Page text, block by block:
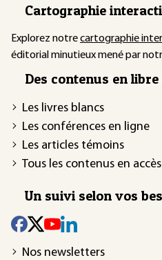
Cartographie
Explorez notrecartographie
éditorial minutieux mené par
Des contenus en libre
Les livres blancs
Les conférences en ligne
Les articles témoins
Tous les contenus en
Un suivi selon vos
Nos newsletters